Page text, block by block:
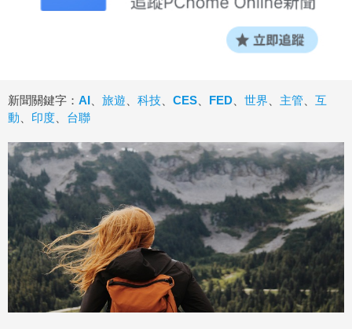
新聞關鍵字： AI 旅遊 科技 CES FED 世界 主管
互
動
印度 台聯